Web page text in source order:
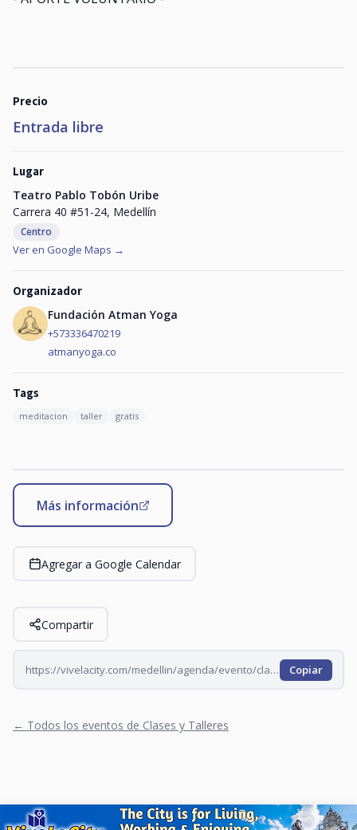
Precio
Entrada libre
Lugar
Teatro Pablo Tobón Uribe
Carrera 40 #51-24, Medellín
Centro
Ver en Google Maps →
Organizador
Fundación Atman Yoga
+573336470219
atmanyoga.co
Tags
meditacion taller gratis
Más información
Agregar a Google Calendar
Compartir
https://vivelacity.com/medellin/agenda/evento/clase-de-yoga-en-el-t-pablo-tobon-2026-09-08 Copiar
← Todos los eventos de Clases y Talleres